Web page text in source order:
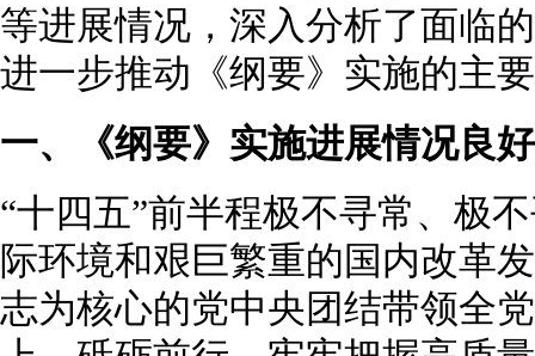
等进展情况，深入分析了面临
进一步推动《纲要》实施的主
一、《纲要》实施进展情况良好
“十四五”前半程极不寻常、极
际环境和艰巨繁重的国内改革
志为核心的党中央团结带领全